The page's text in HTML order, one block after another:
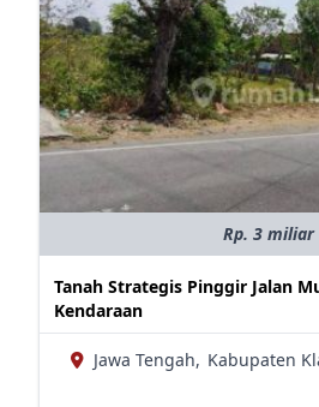
Rp. 3 miliar
Tanah Strategis Pinggir Jalan
Kendaraan
Jawa Tengah, Kabupaten